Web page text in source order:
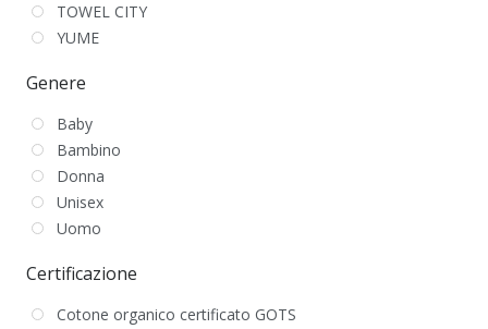
TOWEL CITY
YUME
Genere
Baby
Bambino
Donna
Unisex
Uomo
Certificazione
Cotone organico certificato GOTS